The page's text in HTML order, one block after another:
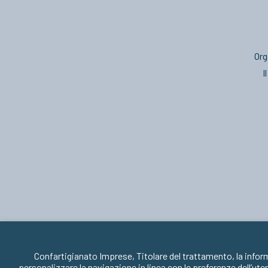
Confartigianato Imprese, Titolare del trattamento, la